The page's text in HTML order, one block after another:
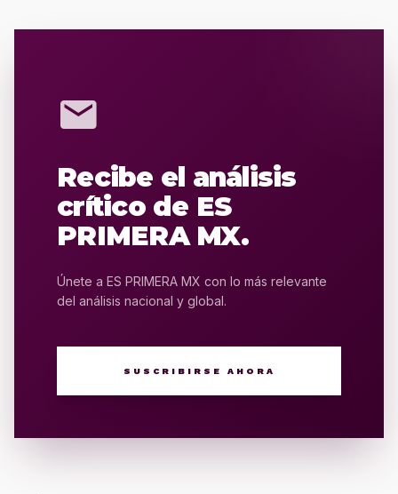
mail
Recibe el análisis
crítico de ES
PRIMERA MX.
Únete a ES PRIMERA MX con lo más relevante
del análisis nacional y global.
SUSCRIBIRSE AHORA